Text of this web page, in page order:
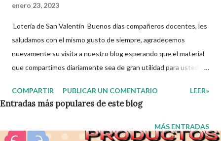
enero 23, 2023
Lotería de San Valentín Buenos días compañeros docentes, les
saludamos con el mismo gusto de siempre, agradecemos
nuevamente su visita a nuestro blog esperando que el material
que compartimos diariamente sea de gran utilidad para ustedes
del amor y la amistad. El 14 de Febrero se celebra en México y en
muchas partes del mundo, El Día de San Valentín también o
también conocido como día del amor y la amistad, debido a que,
independientemente de la religión que se profese, es un evento
COMPARTIR PUBLICAR UN COMENTARIO LEER»
MÁS ENTRADAS
Entradas más populares de este blog